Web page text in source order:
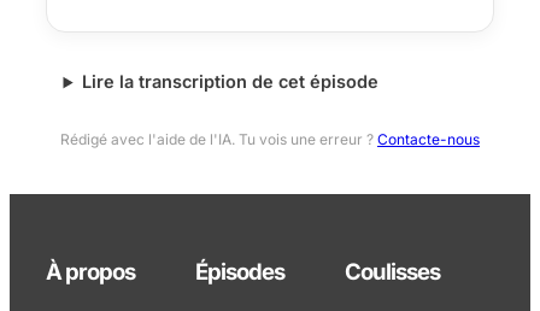
Lire la transcription de cet épisode
Rédigé avec l'aide de l'IA. Tu vois une erreur ? Contacte-nous
À propos Épisodes Coulisses